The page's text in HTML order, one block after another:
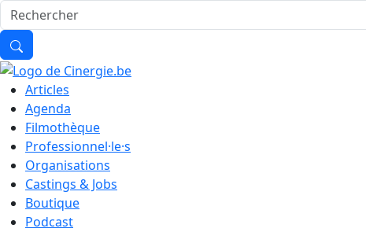
Articles
Agenda
Filmothèque
Professionnel·le·s
Organisations
Castings & Jobs
Boutique
Podcast